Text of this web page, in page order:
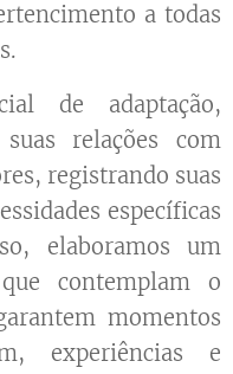
a todas
de adaptação,
relações com
registrando suas
específicas
elaboramos um
contemplam o
momentos
experiências e